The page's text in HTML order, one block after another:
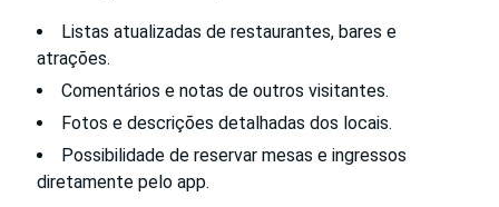
Listas atualizadas de restaurantes, bares e
atrações.
Comentários e notas de outros visitantes.
Fotos e descrições detalhadas dos locais.
Possibilidade de reservar mesas e ingressos
diretamente pelo app.